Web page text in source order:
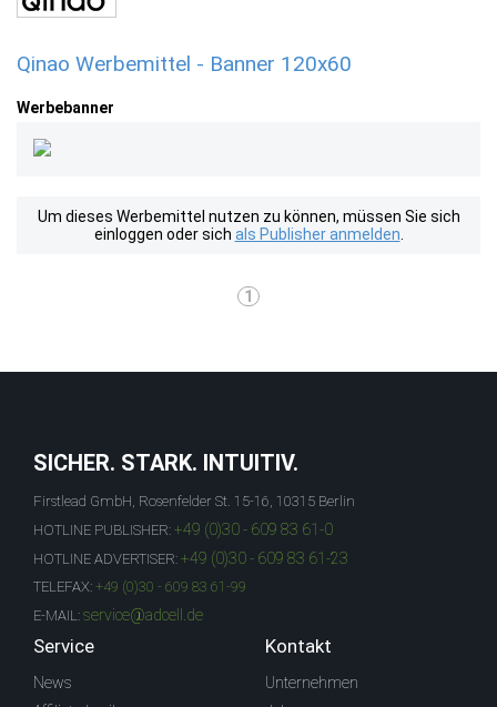
Qinao Werbemittel - Banner 120x60
Werbebanner
Um dieses Werbemittel nutzen zu können, müssen Sie sich
einloggen oder sich als Publisher anmelden
1
SICHER. STARK. INTUITIV.
Firstlead GmbH, Rosenfelder St. 15-16, 10315 Berlin
HOTLINE PUBLISHER: +49 (0)30 - 609 83 61-0
HOTLINE ADVERTISER: +49 (0)30 - 609 83 61-23
TELEFAX: +49 (0)30 - 609 83 61-99
E-MAIL: service@adcell.de
Service
News
Kontakt
Unternehmen